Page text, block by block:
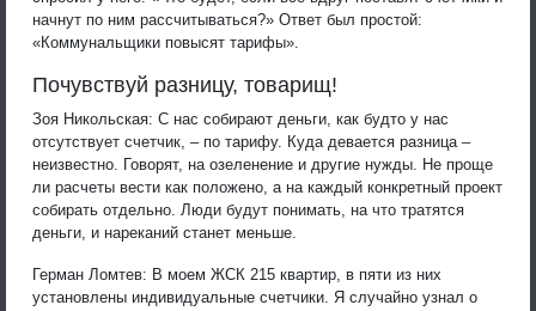
начнут по ним рассчитываться?» Ответ был простой:
«Коммунальщики повысят тарифы».
Почувствуй разницу, товарищ!
Зоя Никольская: С нас собирают деньги, как будто у нас
отсутствует счетчик, – по тарифу. Куда девается разница –
неизвестно. Говорят, на озеленение и другие нужды. Не проще
ли расчеты вести как положено, а на каждый конкретный проект
собирать отдельно. Люди будут понимать, на что тратятся
деньги, и нареканий станет меньше.
Герман Ломтев: В моем ЖСК 215 квартир, в пяти из них
установлены индивидуальные счетчики. Я случайно узнал о